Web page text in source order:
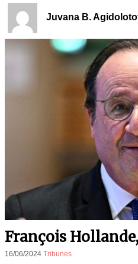
Juvana B.
François
16/06/2024 Tribunes